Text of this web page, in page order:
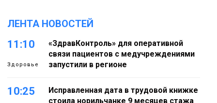
ЛЕНТА НОВОСТЕЙ
11:10
Здоровье
«ЗдравКонтроль» для оперативной
связи пациентов с медучреждениями
запустили в регионе
10:25
Исправленная дата в трудовой книжке
стоила норильчанке 9 месяцев стажа